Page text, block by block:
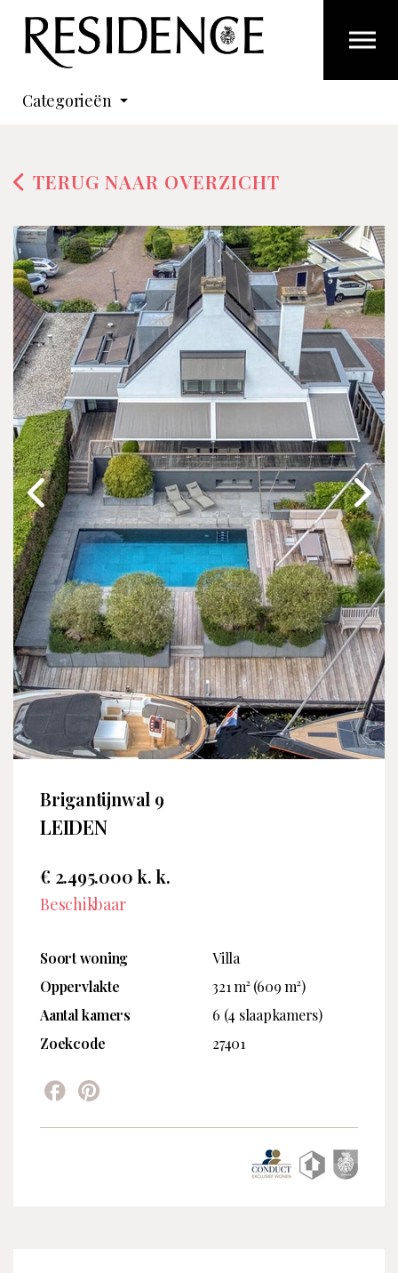
Overslaan en ga direct naar de inhoud
Categorieën
TERUG NAAR OVERZICHT
Brigantijnwal 9
LEIDEN
€ 2.495.000 k. k.
Beschikbaar
Soort woning
Villa
Oppervlakte
321 m² (609 m²)
Aantal kamers
6 (4 slaapkamers)
Zoekcode
27401